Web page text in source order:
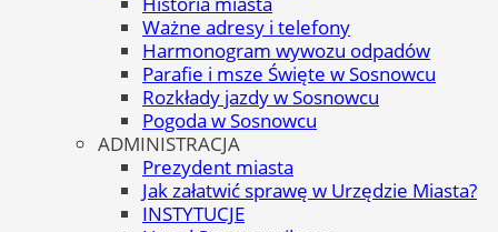
Ważne adresy i telefony
Harmonogram wywozu odpadów
Parafie i msze Święte w Sosnowcu
Rozkłady jazdy w Sosnowcu
Pogoda w Sosnowcu
ADMINISTRACJA
Prezydent miasta
Jak załatwić sprawę w Urzędzie Miasta?
INSTYTUCJE